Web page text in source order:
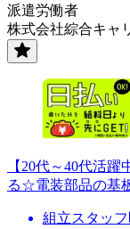
派遣労働者
株式会社綜合キャ
【20代～40代活
る☆電装部品の基
組立スタッフ